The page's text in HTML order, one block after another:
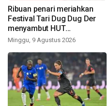
Ribuan penari meriahkan
Festival Tari Dug Dug Der
menyambut HUT
Kemerdekaan
Minggu, 9 Agustus 2026